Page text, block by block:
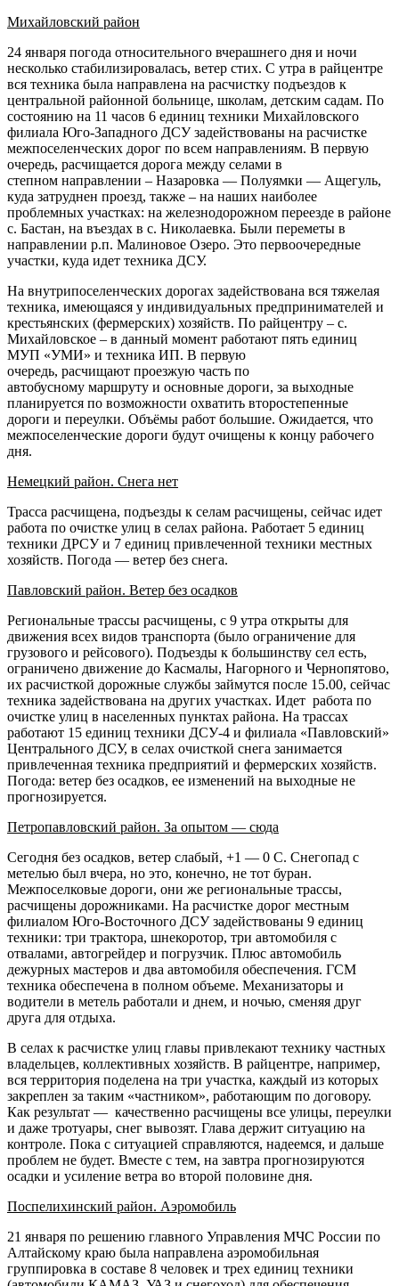
Михайловский район
24 января погода относительного вчерашнего дня и ночи
несколько стабилизировалась, ветер стих. С утра в райцентре
вся техника была направлена на расчистку подъездов к
центральной районной больнице, школам, детским садам. По
состоянию на 11 часов 6 единиц техники Михайловского
филиала Юго-Западного ДСУ задействованы на расчистке
межпоселенческих дорог по всем направлениям. В первую
очередь, расчищается дорога между селами в
степном направлении – Назаровка — Полуямки — Ащегуль,
куда затруднен проезд, также – на наших наиболее
проблемных участках: на железнодорожном переезде в районе
с. Бастан, на въездах в с. Николаевка. Были переметы в
направлении р.п. Малиновое Озеро. Это первоочередные
участки, куда идет техника ДСУ.
На внутрипоселенческих дорогах задействована вся тяжелая
техника, имеющаяся у индивидуальных предпринимателей и
крестьянских (фермерских) хозяйств. По райцентру – с.
Михайловское – в данный момент работают пять единиц
МУП «УМИ» и техника ИП. В первую
очередь, расчищают проезжую часть по
автобусному маршруту и основные дороги, за выходные
планируется по возможности охватить второстепенные
дороги и переулки. Объёмы работ большие. Ожидается, что
межпоселенческие дороги будут очищены к концу рабочего
дня.
Немецкий район. Снега нет
Трасса расчищена, подъезды к селам расчищены, сейчас идет
работа по очистке улиц в селах района. Работает 5 единиц
техники ДРСУ и 7 единиц привлеченной техники местных
хозяйств. Погода — ветер без снега.
Павловский район. Ветер без осадков
Региональные трассы расчищены, с 9 утра открыты для
движения всех видов транспорта (было ограничение для
грузового и рейсового). Подъезды к большинству сел есть,
ограничено движение до Касмалы, Нагорного и Чернопятово,
их расчисткой дорожные службы займутся после 15.00, сейчас
техника задействована на других участках. Идет​ ​ работа по
очистке улиц в населенных пунктах района. На трассах
работают 15 единиц техники ДСУ-4 и филиала «Павловский»​
Центрального ДСУ, в селах очисткой снега занимается
привлеченная техника предприятий и фермерских хозяйств.
Погода: ветер без осадков, ее​ изменений на выходные не
прогнозируется.
Петропавловский район. За опытом — сюда
Сегодня без осадков, ветер слабый, +1 — 0 С. Снегопад с
метелью был вчера, но это, конечно, не тот буран.
Межпоселковые дороги, они же региональные трассы,
расчищены дорожниками. На расчистке дорог местным
филиалом Юго-Восточного ДСУ задействованы 9 единиц
техники: три трактора, шнекоротор, три автомобиля с
отвалами, автогрейдер и погрузчик. Плюс автомобиль
дежурных мастеров и два автомобиля обеспечения. ГСМ
техника обеспечена в полном объеме. Механизаторы и
водители в метель работали и днем, и ночью, сменяя друг
друга для отдыха.
В селах к расчистке улиц главы привлекают технику частных
владельцев, коллективных хозяйств. В райцентре, например,
вся территория поделена на три участка, каждый из которых
закреплен за таким «частником», работающим по договору.
Как результат — качественно расчищены все улицы, переулки
и даже тротуары, снег вывозят. Глава держит ситуацию на
контроле. Пока с ситуацией справляются, надеемся, и дальше
проблем не будет. Вместе с тем, на завтра прогнозируются
осадки и усиление ветра во второй половине дня.
Поспелихинский район. Аэромобиль
21 января по решению главного Управления МЧС России по
Алтайскому краю была направлена аэромобильная
группировка в составе 8 человек и трех единиц техники